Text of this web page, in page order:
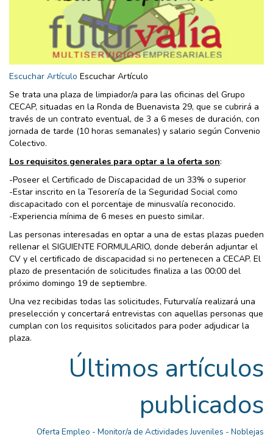
Escuchar Artículo Escuchar Artículo
Se trata una plaza de limpiador/a para las oficinas del Grupo
CECAP, situadas en la Ronda de Buenavista 29, que se cubrirá a
través de un contrato eventual, de 3 a 6 meses de duración, con
jornada de tarde (10 horas semanales) y salario según Convenio
Colectivo.
Los requisitos generales para optar a la oferta son:
-Poseer el Certificado de Discapacidad de un 33% o superior
-Estar inscrito en la Tesorería de la Seguridad Social como
discapacitado con el porcentaje de minusvalía reconocido.
-Experiencia mínima de 6 meses en puesto similar.
Las personas interesadas en optar a una de estas plazas pueden
rellenar el SIGUIENTE FORMULARIO, donde deberán adjuntar el
CV y el certificado de discapacidad si no pertenecen a CECAP. El
plazo de presentación de solicitudes finaliza a las 00:00 del
próximo domingo 19 de septiembre.
Una vez recibidas todas las solicitudes, Futurvalía realizará una
preselección y concertará entrevistas con aquellas personas que
cumplan con los requisitos solicitados para poder adjudicar la
plaza.
Últimos artículos
publicados
Oferta Empleo - Monitor/a de Actividades Juveniles - Noblejas